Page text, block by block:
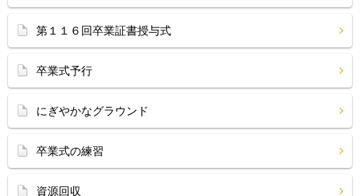
第１１６回卒業証書授与式
卒業式予行
にぎやかなグラウンド
卒業式の練習
資源回収